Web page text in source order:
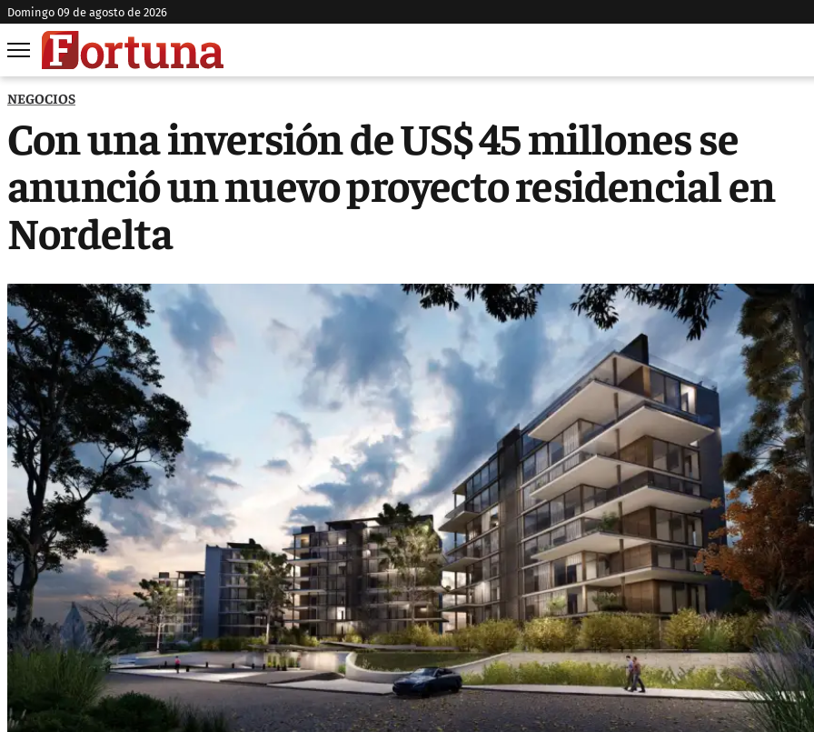
domingo 09 de agosto de 2026
NEGOCIOS
Con una inversión de US$ 45 millones se
anunció un nuevo proyecto residencial en
Nordelta